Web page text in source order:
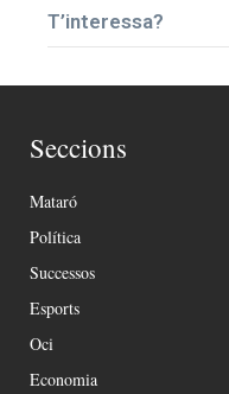
T’interessa?
Seccions
Mataró
Política
Successos
Esports
Oci
Economia